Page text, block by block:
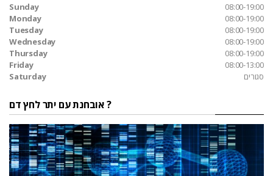
Sunday
08:00-19:00
Monday
08:00-19:00
Tuesday
08:00-19:00
Wednesday
08:00-19:00
Thursday
08:00-19:00
Friday
08:00-13:00
Saturday
סגורים
אובחנת עם יתר לחץ דם ?